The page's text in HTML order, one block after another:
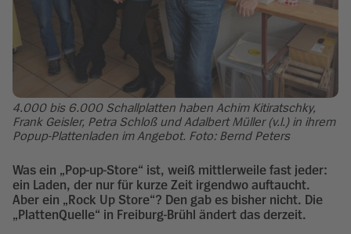
4.000 bis 6.000 Schallplatten haben Achim Kitiratschky,
Frank Geisler, Petra Schloß und Adalbert Müller (v.l.) in ihrem
Popup-Plattenladen im Angebot. Foto: Bernd Peters
Was ein „Pop-up-Store“ ist, weiß mittlerweile fast jeder:
ein Laden, der nur für kurze Zeit irgendwo auftaucht.
Aber ein „Rock Up Store“? Den gab es bisher nicht. Die
„PlattenQuelle“ in Freiburg-Brühl ändert das derzeit.